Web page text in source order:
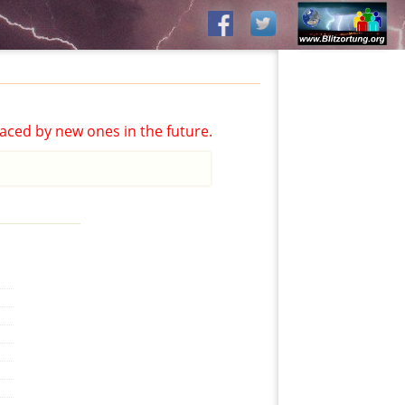
by new ones in the future.